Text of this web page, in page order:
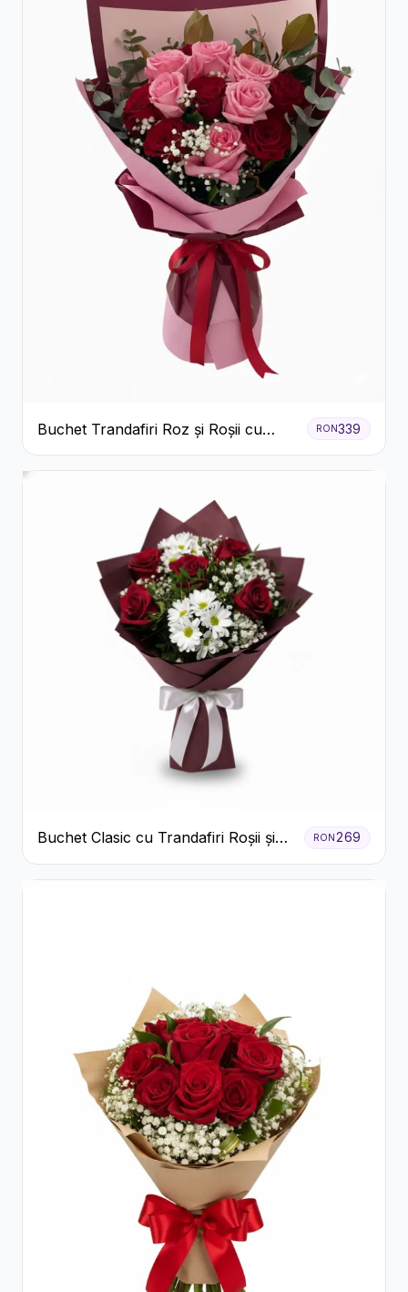
Buchet Trandafiri Roz și Roșii cu
Eucalipt și Gypsophila
RON339
Buchet Clasic cu Trandafiri Roșii și
Crizanteme Albe
RON269